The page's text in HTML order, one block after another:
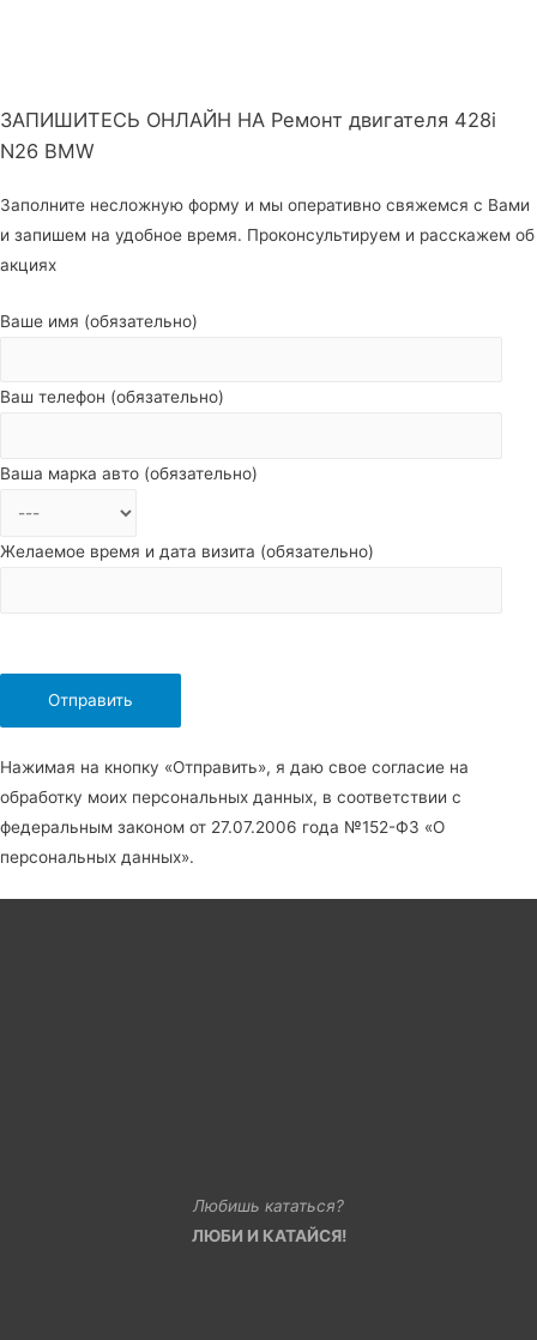
ЗАПИШИТЕСЬ ОНЛАЙН НА Ремонт двигателя 428i
N26 BMW
Заполните несложную форму и мы оперативно свяжемся с Вами
и запишем на удобное время. Проконсультируем и расскажем об
акциях
Ваше имя (обязательно)
Ваш телефон (обязательно)
Ваша марка авто (обязательно)
Желаемое время и дата визита (обязательно)
Нажимая на кнопку «Отправить», я даю свое согласие на
обработку моих персональных данных, в соответствии с
федеральным законом от 27.07.2006 года №152-Ф3 «О
персональных данных».
Любишь кататься?
ЛЮБИ И КАТАЙСЯ!